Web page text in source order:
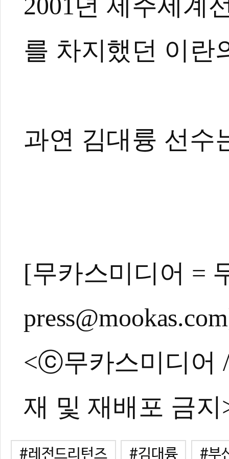
를 차지했던 이란
과연 김대륭 선수
[무카스미디어 =
<ⓒ무카스미디어 /
재 및 재배포 금지
[레전드 리턴즈
[레전드리턴즈
[레전드리턴즈